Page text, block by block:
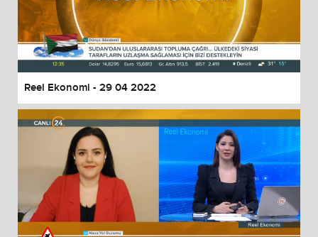
Reel Ekonomi - 29 04 2022